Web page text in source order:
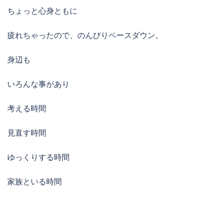
ちょっと心身ともに
疲れちゃったので、のんびりペースダウン。
身辺も
いろんな事があり
考える時間
見直す時間
ゆっくりする時間
家族といる時間